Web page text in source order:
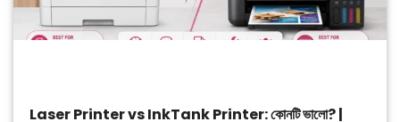
Laser Printer vs InkTank Printer: কোনটি ভালো? |